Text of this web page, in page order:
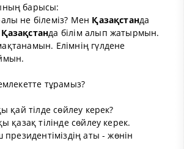
барысы:
не білеміз? Мен Қазақстанда
Қазақстанда білім алып жатырмын.
Елімнің гүлдене
тұрамыз?
қай тілде сөйлеу керек?
қазақ тілінде сөйлеу керек.
президентіміздің аты - жөнін